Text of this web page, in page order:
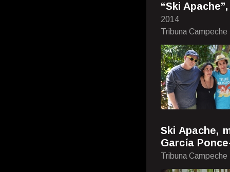
“Ski
2014
Tribuna Campeche
Ski Apache,
García
Tribuna Campeche